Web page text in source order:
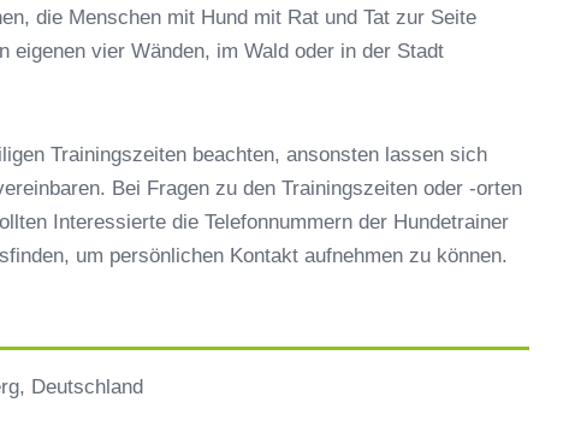
Ansbach
in Ansbach
die Menschen mit Hund mit Rat und Tat zur Seite
eigenen vier Wänden, im Wald oder in der Stadt
Trainingszeiten beachten, ansonsten lassen sich
Bei Fragen zu den Trainingszeiten oder -orten
Interessierte die Telefonnummern der Hundetrainer
um persönlichen Kontakt aufnehmen zu können.
Deutschland